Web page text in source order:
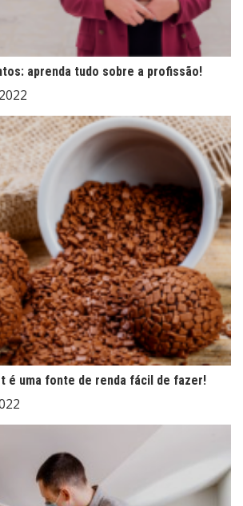
aprenda tudo sobre a profissão!
é uma fonte de renda fácil de fazer!